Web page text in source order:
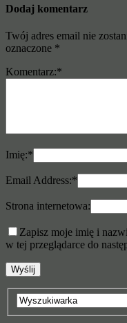
Dodaj komentarz
Twój adres email nie
oznaczone *
Komentarz:*
Imię:*
Email Address:*
Strona internetowa:
Zapisz moje imię i
w tej przeglądarce do